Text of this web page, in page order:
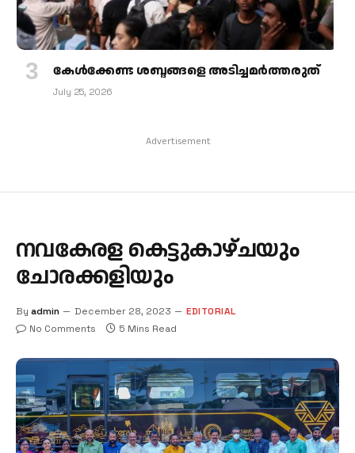
കേള്‍ക്കേണ്ട ശബ്ദങ്ങളെ അടിച്ചമര്‍ത്തരുത്
July 25, 2026
Advertisement
നവകേരള കെട്ടുകാഴ്ചയും
ചോരക്കളിയും
By admin December 28, 2023
EDITORIAL
No Comments
5 Mins Read